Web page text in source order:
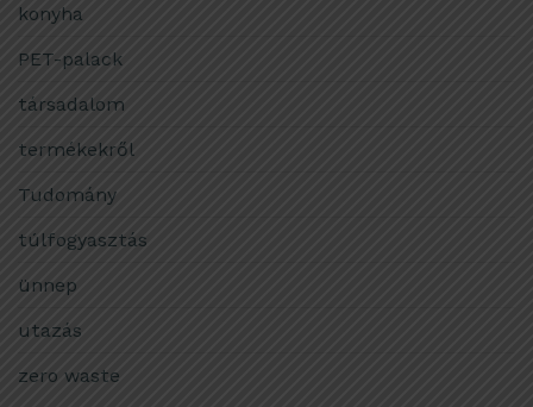
konyha
PET-palack
társadalom
termékekről
Tudomány
túlfogyasztás
ünnep
utazás
zero waste